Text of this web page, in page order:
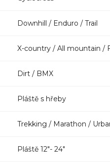
Downhill / Enduro / Trail
X-country / All mountain /
Dirt / BMX
Pláště s hřeby
Trekking / Marathon /
Pláště 12"- 24"